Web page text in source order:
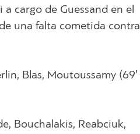
cargo de Guessand en el
una falta cometida contra
Blas, Moutoussamy (69′
Bouchalakis, Reabciuk,